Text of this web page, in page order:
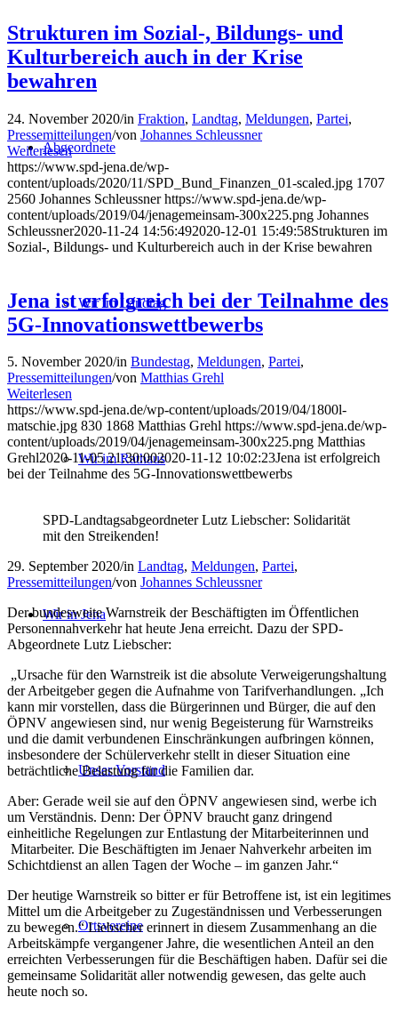
Abgeordnete
Wir im Landtag
Wir im Rathaus
Wir in Jena
Unser Vorstand
Ortsvereine
Strukturen im Sozial-, Bildungs- und
Kulturbereich auch in der Krise
bewahren
24. November 2020/in Fraktion, Landtag, Meldungen, Partei,
Pressemitteilungen/von Johannes Schleussner
Weiterlesen
https://www.spd-jena.de/wp-
content/uploads/2020/11/SPD_Bund_Finanzen_01-scaled.jpg 1707
2560 Johannes Schleussner https://www.spd-jena.de/wp-
content/uploads/2019/04/jenagemeinsam-300x225.png Johannes
Schleussner2020-11-24 14:56:492020-12-01 15:49:58Strukturen im
Sozial-, Bildungs- und Kulturbereich auch in der Krise bewahren
Jena ist erfolgreich bei der Teilnahme des
5G-Innovationswettbewerbs
5. November 2020/in Bundestag, Meldungen, Partei,
Pressemitteilungen/von Matthias Grehl
Weiterlesen
https://www.spd-jena.de/wp-content/uploads/2019/04/1800l-
matschie.jpg 830 1868 Matthias Grehl https://www.spd-jena.de/wp-
content/uploads/2019/04/jenagemeinsam-300x225.png Matthias
Grehl2020-11-05 21:30:002020-11-12 10:02:23Jena ist erfolgreich
bei der Teilnahme des 5G-Innovationswettbewerbs
SPD-Landtagsabgeordneter Lutz Liebscher: Solidarität
mit den Streikenden!
29. September 2020/in Landtag, Meldungen, Partei,
Pressemitteilungen/von Johannes Schleussner
Der bundesweite Warnstreik der Beschäftigten im Öffentlichen
Personennahverkehr hat heute Jena erreicht. Dazu der SPD-
Abgeordnete Lutz Liebscher:
„Ursache für den Warnstreik ist die absolute Verweigerungshaltung
der Arbeitgeber gegen die Aufnahme von Tarifverhandlungen. „Ich
kann mir vorstellen, dass die Bürgerinnen und Bürger, die auf den
ÖPNV angewiesen sind, nur wenig Begeisterung für Warnstreiks
und die damit verbundenen Einschränkungen aufbringen können,
insbesondere der Schülerverkehr stellt in dieser Situation eine
beträchtliche Belastung für die Familien dar.
Aber: Gerade weil sie auf den ÖPNV angewiesen sind, werbe ich
um Verständnis. Denn: Der ÖPNV braucht ganz dringend
einheitliche Regelungen zur Entlastung der Mitarbeiterinnen und
Mitarbeiter. Die Beschäftigten im Jenaer Nahverkehr arbeiten im
Schichtdienst an allen Tagen der Woche – im ganzen Jahr.“
Der heutige Warnstreik so bitter er für Betroffene ist, ist ein legitimes
Mittel um die Arbeitgeber zu Zugeständnissen und Verbesserungen
zu bewegen.“ Liebscher erinnert in diesem Zusammenhang an die
Arbeitskämpfe vergangener Jahre, die wesentlichen Anteil an den
erreichten Verbesserungen für die Beschäftigen haben. Dafür sei die
gemeinsame Solidarität aller notwendig gewesen, das gelte auch
heute noch so.